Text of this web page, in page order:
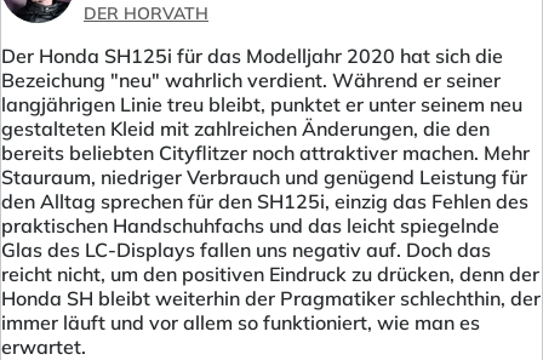
DER HORVATH
Der Honda SH125i für das Modelljahr 2020 hat sich die
Bezeichung "neu" wahrlich verdient. Während er seiner
langjährigen Linie treu bleibt, punktet er unter seinem neu
gestalteten Kleid mit zahlreichen Änderungen, die den
bereits beliebten Cityflitzer noch attraktiver machen. Mehr
Stauraum, niedriger Verbrauch und genügend Leistung für
den Alltag sprechen für den SH125i, einzig das Fehlen des
praktischen Handschuhfachs und das leicht spiegelnde
Glas des LC-Displays fallen uns negativ auf. Doch das
reicht nicht, um den positiven Eindruck zu drücken, denn der
Honda SH bleibt weiterhin der Pragmatiker schlechthin, der
immer läuft und vor allem so funktioniert, wie man es
erwartet.